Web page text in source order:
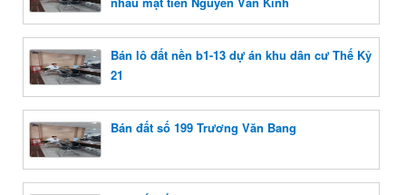
Bán lô đất nền b1-13 dự án khu dân cư Thế Kỷ
21
Bán đất số 199 Trương Văn Bang